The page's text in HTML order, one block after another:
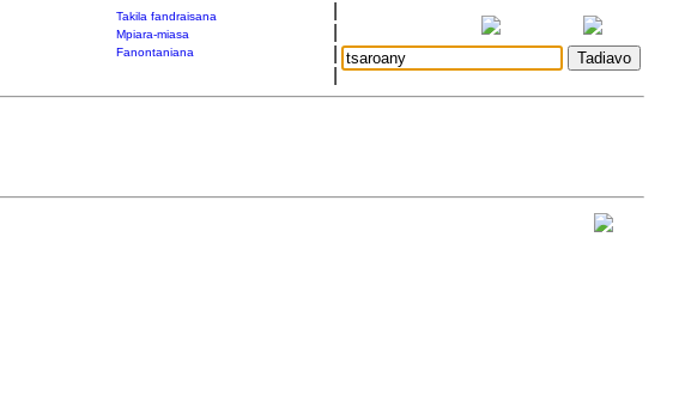
Takila fandraisana
Mpiara-miasa
Fanontaniana